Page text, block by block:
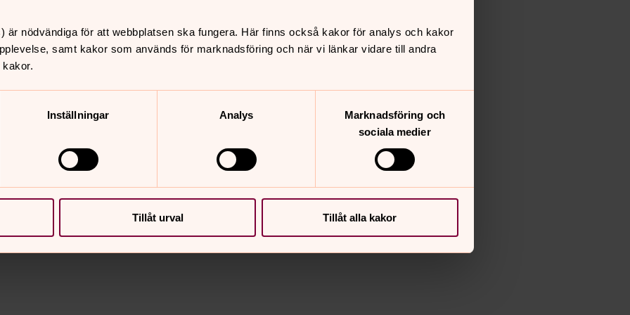
är nödvändiga för att webbplatsen ska fungera. Här finns också kakor för analys och kakor
samt kakor som används för marknadsföring och när vi länkar vidare till andra
Inställningar Analys
Marknadsföring och
sociala medier
Tillåt urval Tillåt alla kakor
kl 11.00